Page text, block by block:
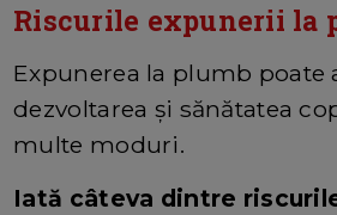
Riscurile expunerii la
Expunerea la plumb poate
dezvoltarea și sănătatea
multe moduri.
Iată câteva dintre